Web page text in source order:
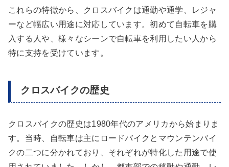
これらの特徴から、クロスバイクは通勤や通学、レジャ
ーなど幅広い用途に対応しています。初めて自転車を購
入する人や、様々なシーンで自転車を利用したい人から
特に支持を受けています。
クロスバイクの歴史
クロスバイクの歴史は1980年代のアメリカから始まりま
す。当時、自転車は主にロードバイクとマウンテンバイ
クの二つに分かれており、それぞれが特化した用途で使